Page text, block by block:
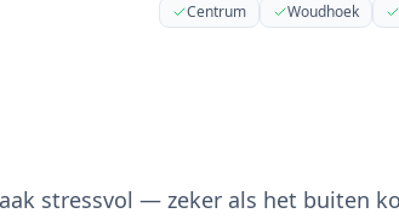
Centrum Woudhoek
stressvol — zeker als het buiten